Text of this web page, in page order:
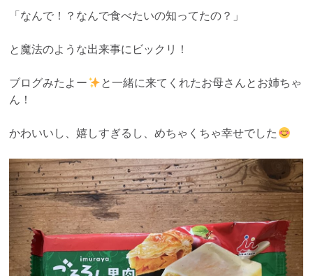
「なんで！？なんで食べたいの知ってたの？」
と魔法のような出来事にビックリ！
ブログみたよー
と一緒に来てくれたお母さんとお姉ちゃ
ん！
かわいいし、嬉しすぎるし、めちゃくちゃ幸せでした